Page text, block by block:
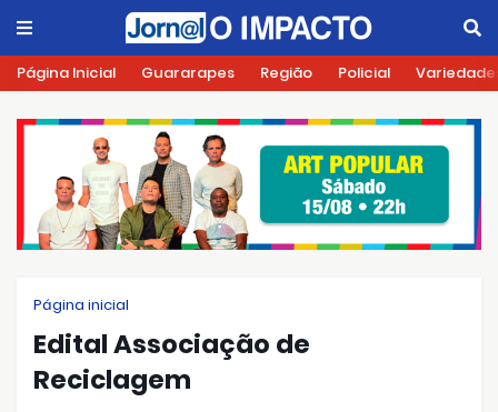
Página Inicial Guararapes Região Policial
Página inicial
Edital Associação de
Reciclagem